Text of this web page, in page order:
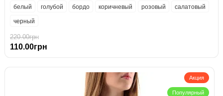
белый
голубой бордо коричневый розовый салатовый
черный
220.00грн
110.00грн
Акция
Популярный